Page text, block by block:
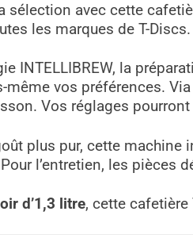
sélection avec cette
les marques de T-Discs.
INTELLIBREW, la
même vos préférences.
Vos réglages
plus pur, cette machine
l’entretien, les pièces
d’1,3 litre, cette